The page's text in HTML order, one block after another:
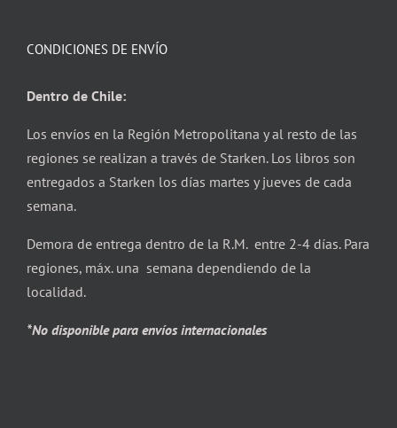
CONDICIONES DE ENVÍO
Dentro de Chile:
Los envíos en la Región Metropolitana y al resto de las
regiones se realizan a través de Starken. Los libros son
entregados a Starken los días martes y jueves de cada
semana.
Demora de entrega dentro de la R.M. entre 2-4 días. Para
regiones, máx. una semana dependiendo de la
localidad.
*No disponible para envíos internacionales